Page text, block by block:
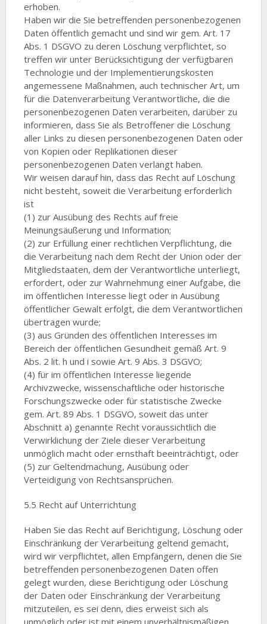
erhoben.
Haben wir die Sie betreffenden personenbezogenen
Daten öffentlich gemacht und sind wir gem. Art. 17
Abs. 1 DSGVO zu deren Löschung verpflichtet, so
treffen wir unter Berücksichtigung der verfügbaren
Technologie und der Implementierungskosten
angemessene Maßnahmen, auch technischer Art, um
für die Datenverarbeitung Verantwortliche, die die
personenbezogenen Daten verarbeiten, darüber zu
informieren, dass Sie als Betroffener die Löschung
aller Links zu diesen personenbezogenen Daten oder
von Kopien oder Replikationen dieser
personenbezogenen Daten verlangt haben.
Wir weisen darauf hin, dass das Recht auf Löschung
nicht besteht, soweit die Verarbeitung erforderlich
ist
(1) zur Ausübung des Rechts auf freie
Meinungsäußerung und Information;
(2) zur Erfüllung einer rechtlichen Verpflichtung, die
die Verarbeitung nach dem Recht der Union oder der
Mitgliedstaaten, dem der Verantwortliche unterliegt,
erfordert, oder zur Wahrnehmung einer Aufgabe, die
im öffentlichen Interesse liegt oder in Ausübung
öffentlicher Gewalt erfolgt, die dem Verantwortlichen
übertragen wurde;
(3) aus Gründen des öffentlichen Interesses im
Bereich der öffentlichen Gesundheit gemäß Art. 9
Abs. 2 lit. h und i sowie Art. 9 Abs. 3 DSGVO;
(4) für im öffentlichen Interesse liegende
Archivzwecke, wissenschaftliche oder historische
Forschungszwecke oder für statistische Zwecke
gem. Art. 89 Abs. 1 DSGVO, soweit das unter
Abschnitt a) genannte Recht voraussichtlich die
Verwirklichung der Ziele dieser Verarbeitung
unmöglich macht oder ernsthaft beeinträchtigt, oder
(5) zur Geltendmachung, Ausübung oder
Verteidigung von Rechtsansprüchen.
5.5 Recht auf Unterrichtung
Haben Sie das Recht auf Berichtigung, Löschung oder
Einschränkung der Verarbeitung geltend gemacht,
wird wir verpflichtet, allen Empfängern, denen die Sie
betreffenden personenbezogenen Daten offen
gelegt wurden, diese Berichtigung oder Löschung
der Daten oder Einschränkung der Verarbeitung
mitzuteilen, es sei denn, dies erweist sich als
unmöglich oder ist mit einem unverhältnismäßigen